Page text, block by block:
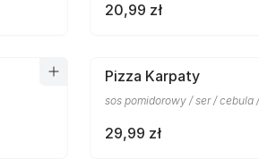
20,99 zł
Pizza Karpaty
sos pomidorowy / ser /
29,99 zł